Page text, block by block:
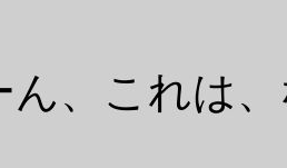
ん、これは